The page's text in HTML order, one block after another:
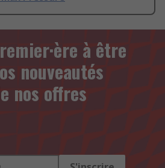
à être
nouveautés
nos offres